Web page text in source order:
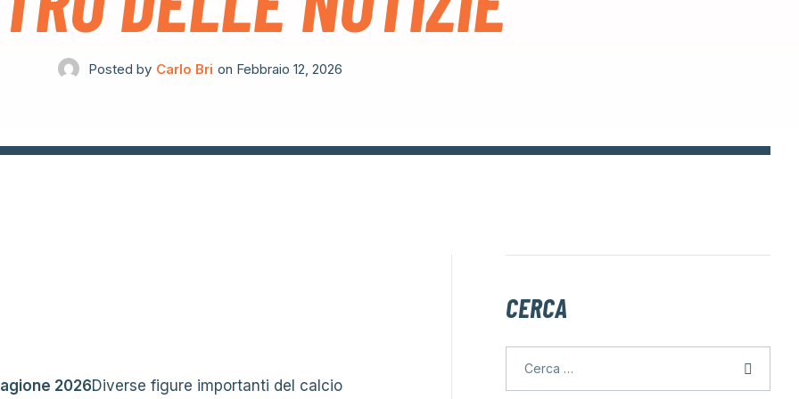
Posted by Carlo Bri on Febbraio 12, 2026
2026Diverse figure importanti del calcio
CERCA